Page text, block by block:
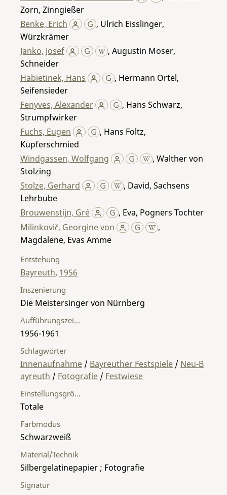
Zorn, Zinngießer
Benke, Erich
, Ulrich Eisslinger,
Würzkrämer
Janko, Josef
, Augustin Moser,
Schneider
Habietinek, Hans
, Hermann Ortel,
Seifensieder
Fenyves, Alexander
, Hans Schwarz,
Strumpfwirker
Fuchs, Eugen
, Hans Foltz,
Kupferschmied
Windgassen, Wolfgang
, Walther von
Stolzing
Stolze, Gerhard
, David, Sachsens
Lehrbube
Brouwenstijn, Gré
, Eva, Pogners Tochter
Milinkovič, Georgine von
,
Magdalene, Evas Amme
Entstehung
Bayreuth, 1956
Material/Technik
Silbergelatinepapier ; Fotografie
Einstellungsgröße
Totale
Farbmodus
Schwarzweiß
Inszenierung
Die Meistersinger von Nürnberg
Aufführungszeitraum
1956-1961
Signatur
Schlagwörter
Innenaufnahme / Bayreuther Festspiele / Neu-B
ayreuth / Fotografie / Festwiese